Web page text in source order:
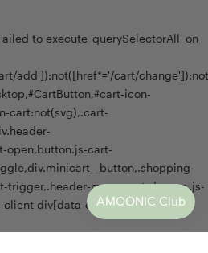
to execute 'querySelectorAll' on
add']):not([href*='/cart/
icon-
cart:not(svg),.cart-
open,button.js-cart-
trigger,.header-menu-cart-drawer,.js-
div[data-cl='sticky-button']' is